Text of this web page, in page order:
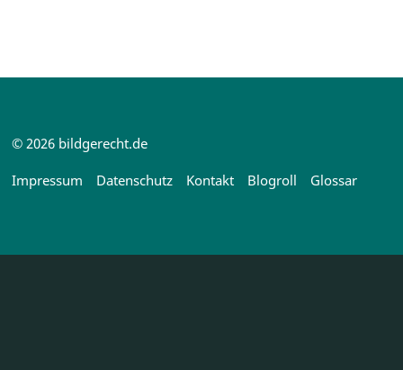
© 2026 bildgerecht.de
Impressum Datenschutz Kontakt Blogroll Glossar